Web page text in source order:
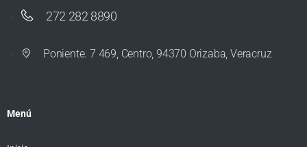
272 282 8890
Poniente. 7 469, Centro, 94370 Orizaba, Veracruz
Menú